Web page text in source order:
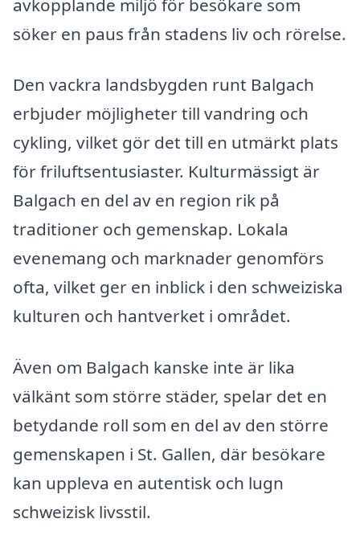
söker en paus från stadens liv och rörelse.
Den vackra landsbygden runt Balgach
erbjuder möjligheter till vandring och
cykling, vilket gör det till en utmärkt plats
för friluftsentusiaster. Kulturmässigt är
Balgach en del av en region rik på
traditioner och gemenskap. Lokala
evenemang och marknader genomförs
ofta, vilket ger en inblick i den schweiziska
kulturen och hantverket i området.
Även om Balgach kanske inte är lika
välkänt som större städer, spelar det en
betydande roll som en del av den större
gemenskapen i St. Gallen, där besökare
kan uppleva en autentisk och lugn
schweizisk livsstil.